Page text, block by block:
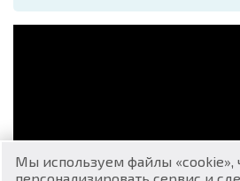
$
₽
Мы используем файлы «cookie»,
персонализировать сервис и